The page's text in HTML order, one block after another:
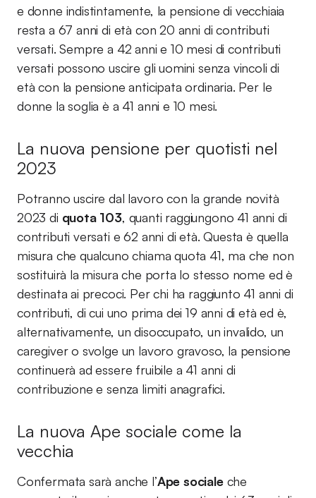
e donne indistintamente, la pensione di vecchiaia
resta a 67 anni di età con 20 anni di contributi
versati. Sempre a 42 anni e 10 mesi di contributi
versati possono uscire gli uomini senza vincoli di
età con la pensione anticipata ordinaria. Per le
donne la soglia è a 41 anni e 10 mesi.
La nuova pensione per quotisti nel
2023
Potranno uscire dal lavoro con la grande novità
2023 di quota 103, quanti raggiungono 41 anni di
contributi versati e 62 anni di età. Questa è quella
misura che qualcuno chiama quota 41, ma che non
sostituirà la misura che porta lo stesso nome ed è
destinata ai precoci. Per chi ha raggiunto 41 anni di
contributi, di cui uno prima dei 19 anni di età ed è,
alternativamente, un disoccupato, un invalido, un
caregiver o svolge un lavoro gravoso, la pensione
continuerà ad essere fruibile a 41 anni di
contribuzione e senza limiti anagrafici.
La nuova Ape sociale come la
vecchia
Confermata sarà anche l’Ape sociale che